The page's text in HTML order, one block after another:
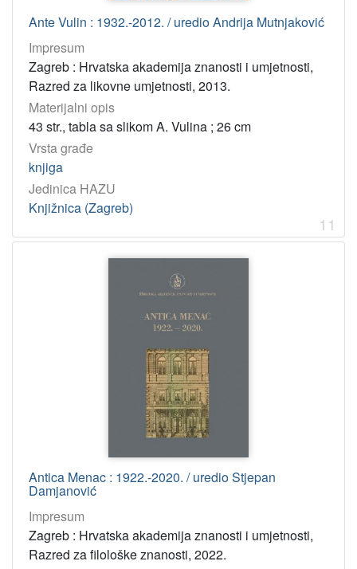
Ante Vulin : 1932.-2012. / uredio Andrija Mutnjaković
Impresum
Zagreb : Hrvatska akademija znanosti i umjetnosti,
Razred za likovne umjetnosti, 2013.
Materijalni opis
43 str., tabla sa slikom A. Vulina ; 26 cm
Vrsta građe
knjiga
Jedinica HAZU
Knjižnica (Zagreb)
11
Antica Menac : 1922.-2020. / uredio Stjepan
Damjanović
Impresum
Zagreb : Hrvatska akademija znanosti i umjetnosti,
Razred za filološke znanosti, 2022.